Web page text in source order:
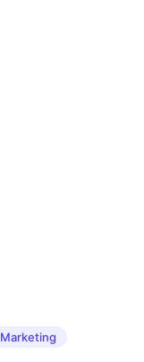
Marketing